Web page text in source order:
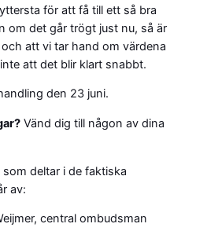
för att få till ett så bra
om det går trögt just nu, så är
att vi tar hand om värdena
att det blir klart snabbt.
den 23 juni.
Vänd dig till någon av dina
som deltar i de faktiska
av:
central ombudsman